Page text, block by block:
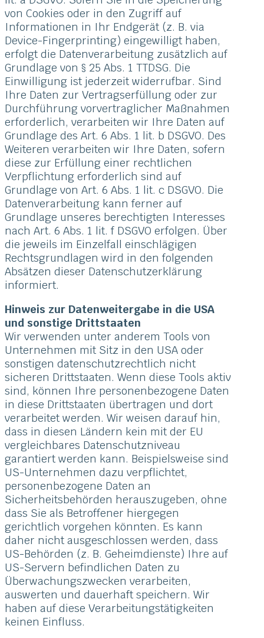
von Cookies oder in den Zugriff auf
Informationen in Ihr Endgerät (z. B. via
Device-Fingerprinting) eingewilligt haben,
erfolgt die Datenverarbeitung zusätzlich auf
Grundlage von § 25 Abs. 1 TTDSG. Die
Einwilligung ist jederzeit widerrufbar. Sind
Ihre Daten zur Vertragserfüllung oder zur
Durchführung vorvertraglicher Maßnahmen
erforderlich, verarbeiten wir Ihre Daten auf
Grundlage des Art. 6 Abs. 1 lit. b DSGVO. Des
Weiteren verarbeiten wir Ihre Daten, sofern
diese zur Erfüllung einer rechtlichen
Verpflichtung erforderlich sind auf
Grundlage von Art. 6 Abs. 1 lit. c DSGVO. Die
Datenverarbeitung kann ferner auf
Grundlage unseres berechtigten Interesses
nach Art. 6 Abs. 1 lit. f DSGVO erfolgen. Über
die jeweils im Einzelfall einschlägigen
Rechtsgrundlagen wird in den folgenden
Absätzen dieser Datenschutzerklärung
informiert.
Hinweis zur Datenweitergabe in die USA
und sonstige Drittstaaten
Wir verwenden unter anderem Tools von
Unternehmen mit Sitz in den USA oder
sonstigen datenschutzrechtlich nicht
sicheren Drittstaaten. Wenn diese Tools aktiv
sind, können Ihre personenbezogene Daten
in diese Drittstaaten übertragen und dort
verarbeitet werden. Wir weisen darauf hin,
dass in diesen Ländern kein mit der EU
vergleichbares Datenschutzniveau
garantiert werden kann. Beispielsweise sind
US-Unternehmen dazu verpflichtet,
personenbezogene Daten an
Sicherheitsbehörden herauszugeben, ohne
dass Sie als Betroffener hiergegen
gerichtlich vorgehen könnten. Es kann
daher nicht ausgeschlossen werden, dass
US-Behörden (z. B. Geheimdienste) Ihre auf
US-Servern befindlichen Daten zu
Überwachungszwecken verarbeiten,
auswerten und dauerhaft speichern. Wir
haben auf diese Verarbeitungstätigkeiten
keinen Einfluss.